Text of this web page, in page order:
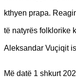
kthyen prapa.
të natyrës folklorike
Aleksandar Vuçiqit
Më datë 1 shkurt